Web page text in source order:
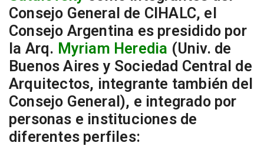
Consejo General de CIHALC, el
Consejo Argentina es presidido por
la Arq. Myriam Heredia (Univ. de
Buenos Aires y Sociedad Central de
Arquitectos, integrante también del
Consejo General), e integrado por
personas e instituciones de
diferentes perfiles: